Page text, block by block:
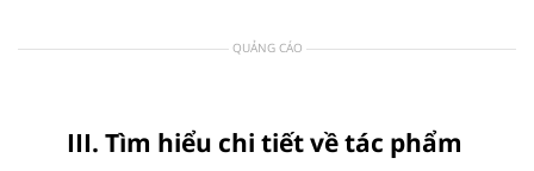
QUẢNG CÁO
III. Tìm hiểu chi tiết về tác phẩm